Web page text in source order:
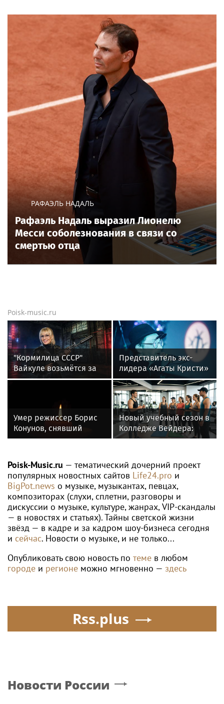
РАФАЭЛЬ НАДАЛЬ
Рафаэль Надаль выразил Лионелю
Месси соболезнования в связи со
смертью отца
Poisk-music.ru
"Кормилица СССР"
Вайкуле возьмётся за
оружие. Сама так
Представитель экс-
лидера «Агаты Кристи»
Глеба Самойлова
заявила о травле
артиста
Умер режиссер Борис
Конунов, снявший
фильм «Вам
Новый учебный сезон в
Колледже Вейдера:
стартовали очные
специалистов
индустрии здоровья
Poisk-Music.ru — тематический дочерний проект
популярных новостных сайтов Life24.pro и
BigPot.news о музыке, музыкантах, певцах,
композиторах (слухи, сплетни, разговоры и
дискуссии о музыке, культуре, жанрах, VIP-скандалы
— в новостях и статьях). Тайны светской жизни
звёзд — в кадре и за кадром шоу-бизнеса сегодня
и сейчас. Новости о музыке, и не только...
Опубликовать свою новость по теме в любом
городе и регионе можно мгновенно — здесь
Rss.plus
Новости России